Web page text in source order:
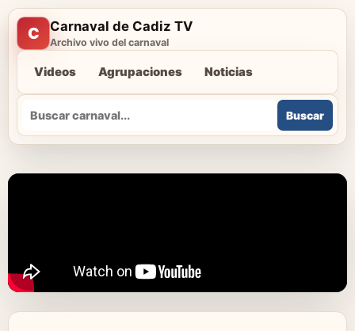
C Carnaval de Cadiz TV
Archivo vivo del carnaval
Videos Agrupaciones Noticias
Buscar
Buscar